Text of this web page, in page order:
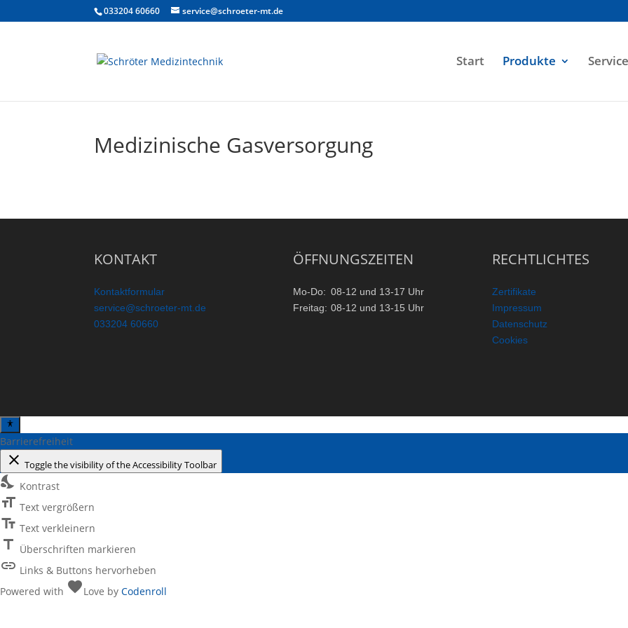
033204 60660 service@schroeter-mt.de
Start Produkte Service
Medizinische Gasversorgung
KONTAKT
Kontaktformular
service@schroeter-mt.de
033204 60660
ÖFFNUNGSZEITEN
Mo-Do: 08-12 und 13-17 Uhr
Freitag: 08-12 und 13-15 Uhr
RECHTLICHTES
Zertifikate
Impressum
Datenschutz
Cookies
Barrierefreiheit
close Toggle the visibility of the Accessibility Toolbar
nights_stay Kontrast
format_size Text vergrößern
text_fields Text verkleinern
title Überschriften markieren
link Links & Buttons hervorheben
Powered with favoriteLove by Codenroll